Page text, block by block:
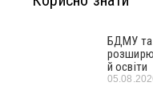
БДМУ та
й освіти